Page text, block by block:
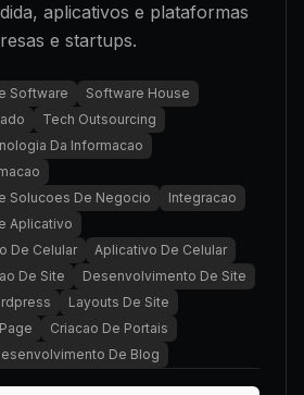
aplicativos e plataformas
e startups.
Software
Software House
Tech Outsourcing
Da Informacao
Solucoes De Negocio
Integracao
Aplicativo
De Celular
Aplicativo De Celular
De Site
Desenvolvimento De Site
Layouts De Site
Criacao De Portais
De Blog